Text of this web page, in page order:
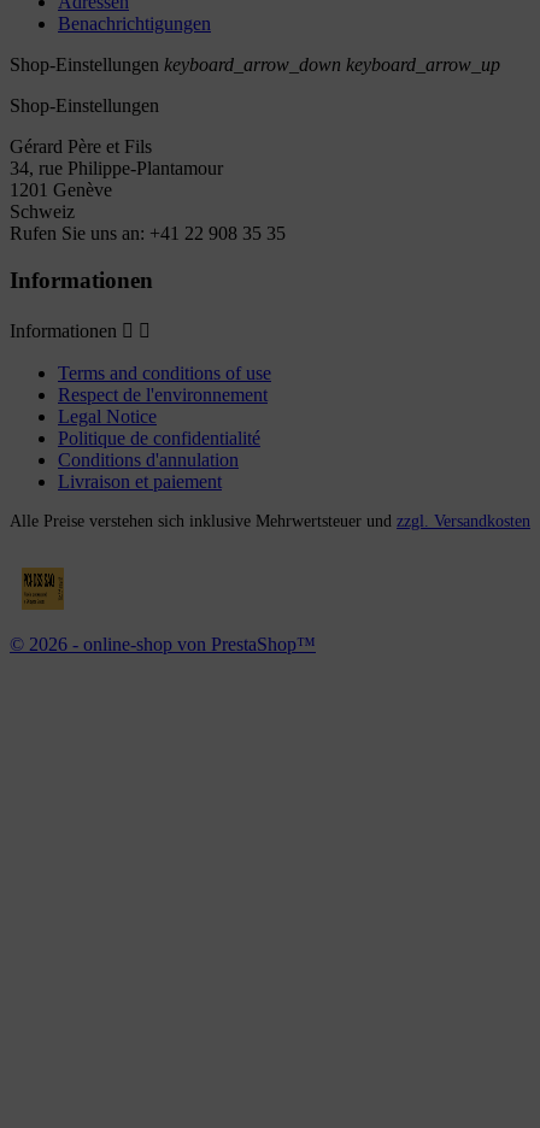
Benachrichtigungen
Shop-Einstellungen keyboard_arrow_down keyboard_arrow_up
Shop-Einstellungen
Gérard Père et Fils
34, rue Philippe-Plantamour
1201 Genève
Schweiz
Rufen Sie uns an: +41 22 908 35 35
Informationen
Informationen  
Terms and conditions of use
Respect de l'environnement
Legal Notice
Politique de confidentialité
Conditions d'annulation
Livraison et paiement
Alle Preise verstehen sich inklusive Mehrwertsteuer und zzgl. Versandkosten
© 2026 - online-shop von PrestaShop™